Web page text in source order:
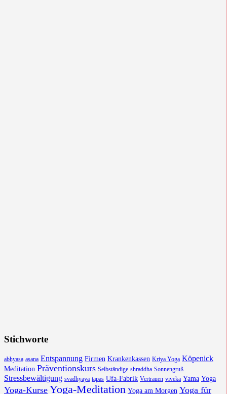
Stichworte
abhyasa asana Entspannung Firmen Krankenkassen Kriya Yoga Köpenick
Meditation Präventionskurs Selbständige shraddha Sonnengruß
Stressbewältigung svadhyaya tapas Ufa-Fabrik Vertrauen viveka Yama Yoga
Yoga-Kurse Yoga-Meditation Yoga am Morgen Yoga für